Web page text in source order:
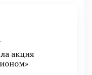
акция